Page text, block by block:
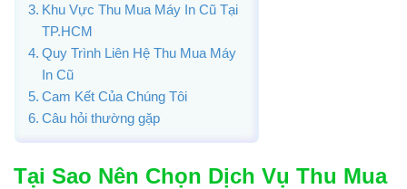
Khu Vực Thu Mua Máy In Cũ Tại
TP.HCM
Quy Trình Liên Hệ Thu Mua Máy
In Cũ
Cam Kết Của Chúng Tôi
Câu hỏi thường gặp
Tại Sao Nên Chọn Dịch Vụ Thu Mua